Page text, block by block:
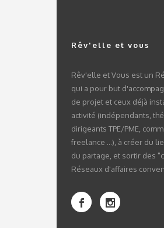
Rêv'elle et vous
Rêv'elle et Vous est un
qui a pour but
de projet et ceux déjà
activité (indépendants,
dirigeants TPE/PME,
freelance ...), à créer du
du partage, et sortir des
Réseaux d'affaires